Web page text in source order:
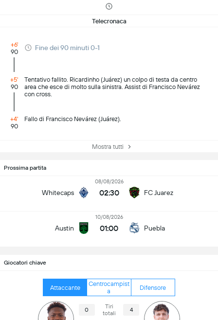
Telecronaca
+6'
90
Fine dei 90 minuti 0-1
+5'
90
Tentativo fallito. Ricardinho (Juárez) un colpo di testa da centro
area che esce di molto sulla sinistra. Assist di Francisco Nevárez
con cross.
+4'
90
Fallo di Francisco Nevárez (Juárez).
Mostra tutti
Prossima partita
Whitecaps
08/08/2026
02:30 FC Juarez
Austin
10/08/2026
01:00 Puebla
Giocatori chiave
Attaccante
Centrocampist
a
Difensore
0
Tiri
totali
4